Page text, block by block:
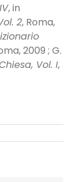
, in
2, Roma,
2009 ; G.
Vol. I,